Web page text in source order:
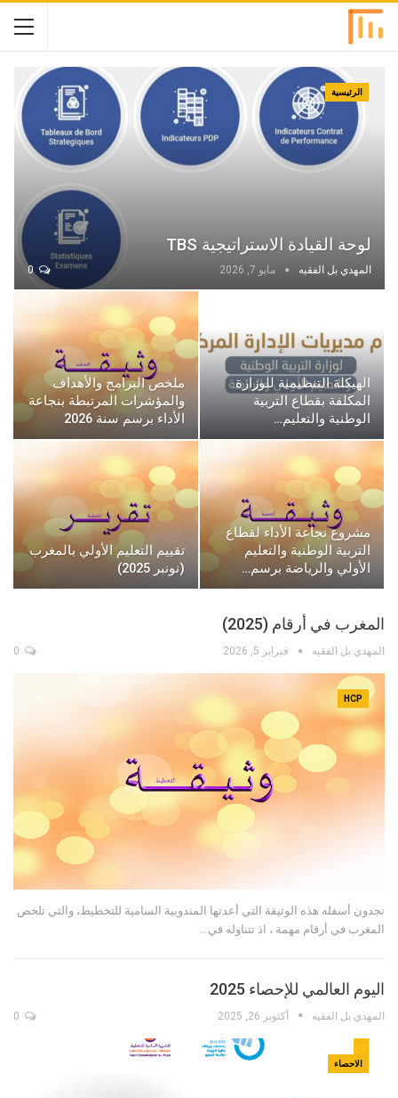
الرئيسية
لوحة القيادة الاستراتيجية TBS
المهدي بل الفقيه مايو 7, 2026
الهيكلة التنظيمية للوزارة
المكلفة بقطاع التربية
الوطنية والتعليم…
ملخص البرامج والأهداف
والمؤشرات المرتبطة بنجاعة
الأداء برسم سنة 2026
مشروع نجاعة الأداء لقطاع
التربية الوطنية والتعليم
الأولي والرياضة برسم…
تقييم التعليم الأولي بالمغرب
(نونبر 2025)
المغرب في أرقام (2025)
المهدي بل الفقيه فبراير 5, 2026
HCP
تجدون أسفله هذه الوثيقة التي أعدتها المندوبية السامية للتخطيط، والتي تلخص
المغرب في أرقام مهمة ، اذ تتناوله في…
اليوم العالمي للإحصاء 2025
المهدي بل الفقيه أكتوبر 26, 2025
الاحصاء